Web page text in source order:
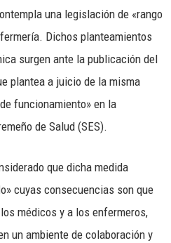
una legislación de «rango
Dichos planteamientos
surgen ante la publicación del
plantea a juicio de la misma
funcionamiento» en la
de Salud (SES).
que dicha medida
cuyas consecuencias son que
médicos y a los enfermeros,
un ambiente de colaboración y